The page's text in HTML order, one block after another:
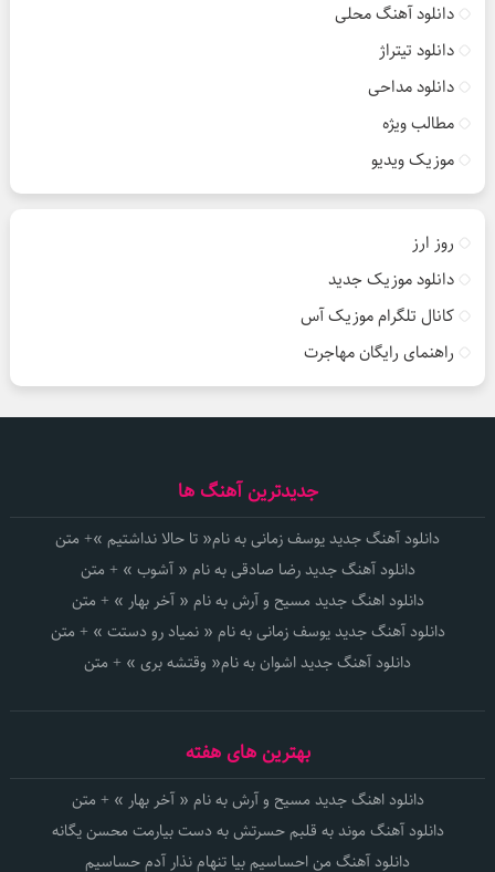
دانلود آهنگ محلی
دانلود تیتراژ
دانلود مداحی
مطالب ویژه
موزیک ویدیو
روز ارز
دانلود موزیک جدید
کانال تلگرام موزیک آس
راهنمای رایگان مهاجرت
جدیدترین آهنگ ها
دانلود آهنگ جدید یوسف زمانی به نام« تا حالا نداشتیم »+ متن
دانلود آهنگ جدید رضا صادقی به نام « آشوب » + متن
دانلود اهنگ جدید مسیح و آرش به نام « آخر بهار » + متن
دانلود آهنگ جدید یوسف زمانی به نام « نمیاد رو دستت » + متن
دانلود آهنگ جدید اشوان به نام« وقتشه بری » + متن
بهترین های هفته
دانلود اهنگ جدید مسیح و آرش به نام « آخر بهار » + متن
دانلود آهنگ موند به قلبم حسرتش به دست بیارمت محسن یگانه
دانلود آهنگ من احساسیم بیا تنهام نذار آدم حساسیم